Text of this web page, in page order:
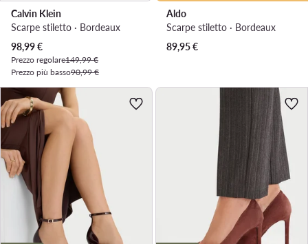
Calvin Klein
Scarpe stiletto · Bordeaux
Prezzo attuale
98,99€
Prezzo regolare149,99 €
Prezzo più basso90,99 €
Aldo
Scarpe stiletto · Bordeaux
89,95€